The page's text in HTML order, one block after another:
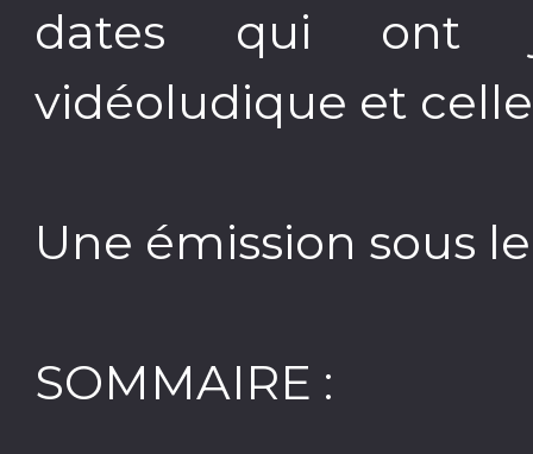
dates qui ont
vidéoludique et
Une émission sous
SOMMAIRE :